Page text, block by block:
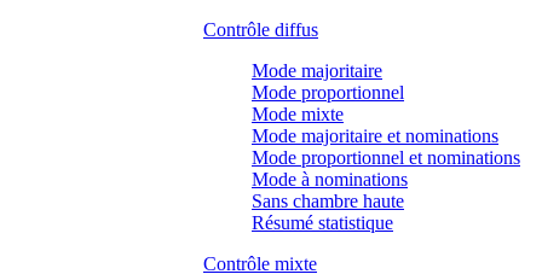
Contrôle diffus
Mode majoritaire
Mode proportionnel
Mode mixte
Mode majoritaire et nominations
Mode proportionnel et nominations
Mode à nominations
Sans chambre haute
Résumé statistique
Contrôle mixte